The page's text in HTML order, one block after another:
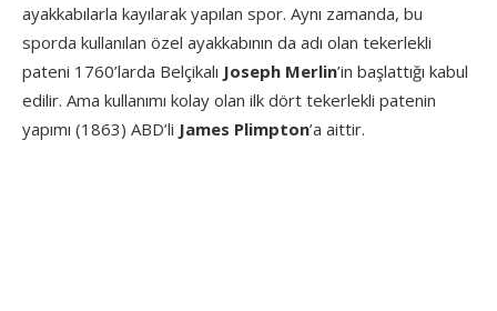
ayakkabılarla kayılarak yapılan spor. Aynı zamanda, bu
sporda kullanılan özel ayakkabının da adı olan tekerlekli
pateni 1760’larda Belçikalı Joseph Merlin’in başlattığı kabul
edilir. Ama kullanımı kolay olan ilk dört tekerlekli patenin
yapımı (1863) ABD’li James Plimpton’a aittir.